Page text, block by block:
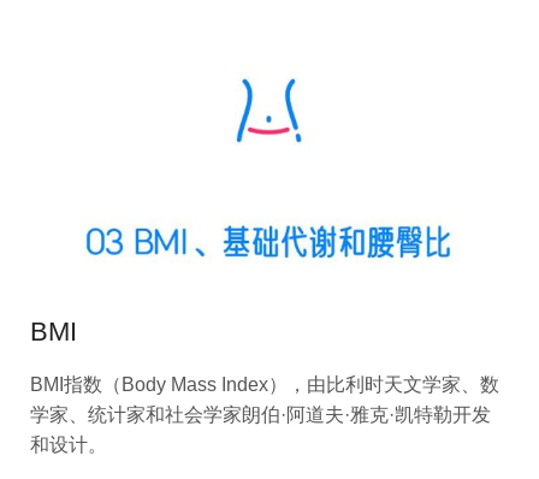
BMI
BMI指数（Body Mass Index），由比利时天文学家、数
学家、统计家和社会学家朗伯·阿道夫·雅克·凯特勒开发
和设计。